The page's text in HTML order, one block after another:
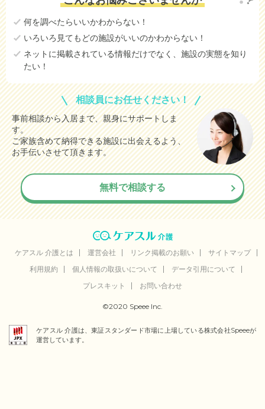
なってもその状態が続いていて、日中訪ねて行ってもエアコンが
介護医療サービスについて
介護や医療サービスについては家族にはあまり目に見えず、よく
わからないのが現状。ただし特に病気がある訳ではないから特に
心配はしていない
近隣環境や交通アクセスについて
バスを使わないと行けない。実家からバス1本で行ける場所だ
が、実家まで電車に乗らなければならないので、実質遠くなっ
た。
料金費用について
他を知らないので比較はできない。これだけの世話してもらって
いるのでこのくらいは仕方ないかと思う
何を調べたらいいかわからない！
いろいろ見てもどの施設がいいのかわからない！
ネットに掲載されている情報だけでなく、施設の実態を知り
たい！
相談員にお任せください！
事前相談から入居まで、親身にサポートしま
す。
ご家族含めて納得できる施設に出会えるよう、
お手伝いさせて頂きます。
無料で相談する
ケアスル 介護とは 運営会社 リンク掲載のお願い
サイトマップ
利用規約
個人情報の取扱いについて
データ引用について
プレスキット
お問い合わせ
©2020 Speee Inc.
ケアスル 介護は、東証スタンダード市場に上場している株式会社Speeeが
運営しています。